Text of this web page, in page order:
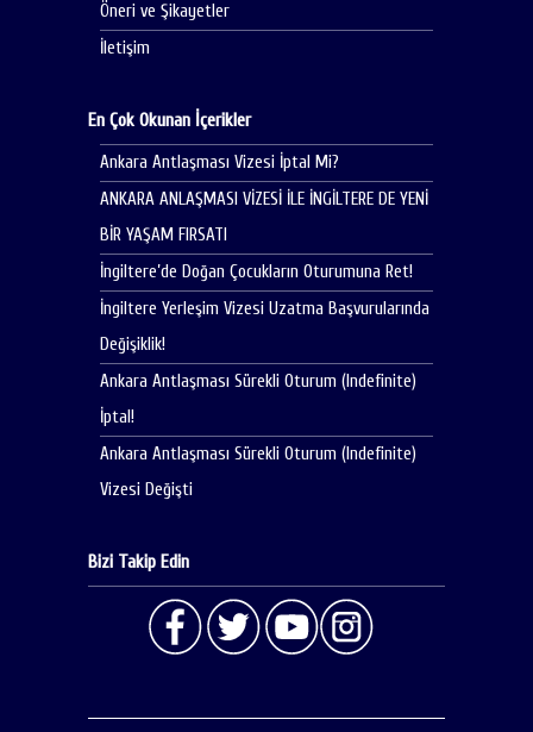
Öneri ve Şikayetler
İletişim
En Çok Okunan İçerikler
Ankara Antlaşması Vizesi İptal Mi?
ANKARA ANLAŞMASI VİZESİ İLE İNGİLTERE DE YENİ
BİR YAŞAM FIRSATI
İngiltere’de Doğan Çocukların Oturumuna Ret!
İngiltere Yerleşim Vizesi Uzatma Başvurularında
Değişiklik!
Ankara Antlaşması Sürekli Oturum (Indefinite)
İptal!
Ankara Antlaşması Sürekli Oturum (Indefinite)
Vizesi Değişti
Bizi Takip Edin